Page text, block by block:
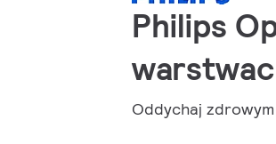
Philips
Oddychaj zdrowym